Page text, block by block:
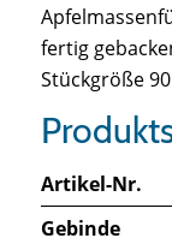
fertig
Stückgröße
Artikel-Nr.
Gebinde